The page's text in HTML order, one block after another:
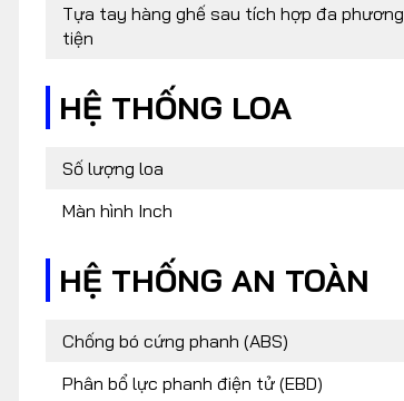
Tựa tay hàng ghế sau tích hợp đa phương
tiện
HỆ THỐNG LOA
Số lượng loa
Màn hình Inch
HỆ THỐNG AN TOÀN
Chống bó cứng phanh (ABS)
Phân bổ lực phanh điện tử (EBD)